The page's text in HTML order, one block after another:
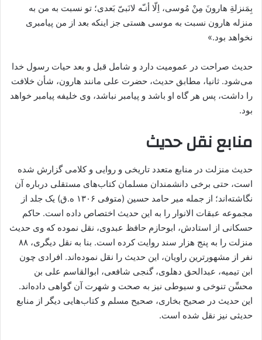
بِمَنزلةِ هارونَ مِنْ مُوسی، اِلّا أنـّه لانَبیّ بَعدی؛ تو نسبت به من به
‌منزله هارون نسبت به موسی هستی جز اینکه بعد از من پیامبری
نخواهد بود.»
حدیث صراحت در عمومیت دارد و شامل قبل و بعد حیات رسول خدا
می‌شود. ثانیا، مطابق حدیث، حضرت علی مانند هارون، شأن خلافت
را داشت، پس هر گاه او باشد و پیامبر نباشد، وی خلیفه پیامبر خواهد
بود.
منابع نقل حدیث
حدیث منزلت در منابع متعدد تاریخی و روایی و کلامی گزارش شده
است، حتی برخی دانشمندان مسلمان کتاب‌های مستقلی درباره آن
نگاشته‌اند؛ از جمله میر حامد حسین (متوفی ۱۳۰۶ ه.ق) یک جلد از
مجموعه عبقات الانوار را به این حدیث اختصاص داده است. حاکم
حسکانی از استادش، ابوحازم حافظ عبدوی، نقل نموده که وی حدیث
منزلت را به پنج هزار سند روایت کرده است. بنا به نقل دیگری، ۸۸
نفر از مشهورترین راویان، این حدیث را نقل نموده‌اند. افرادی چون
ابن تیمیه، عبدالحق دهلوی، گنجی شافعی، ابوالقاسم علی بن
محسِّن تنوخی و سیوطی نیز به صحت و شهرت آن گواهی داده‌اند.
این حدیث در صحیح بخاری، صحیح مسلم و کتاب‌هایی دیگر از منابع
حدیثی نیز نقل شده است.